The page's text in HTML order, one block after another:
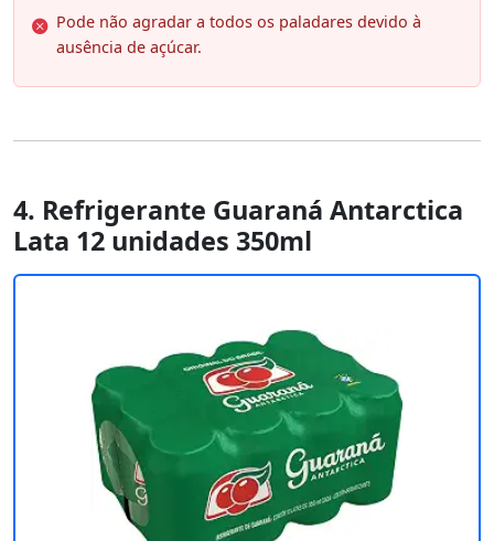
Pode não agradar a todos os paladares devido à
ausência de açúcar.
4. Refrigerante Guaraná Antarctica
Lata 12 unidades 350ml